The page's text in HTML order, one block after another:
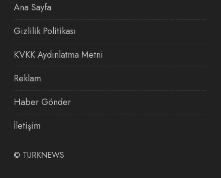
Ana Sayfa
Gizlilik Politikası
KVKK Aydınlatma Metni
Reklam
Haber Gönder
İletişim
© TURKNEWS